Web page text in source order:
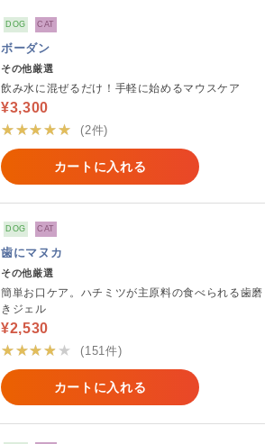
DOG CAT
ボーダン
その他厳選
飲み水に混ぜるだけ！手軽に始めるマウスケア
¥3,300
★★★★★
(2件)
カートに入れる
DOG CAT
歯にマヌカ
その他厳選
簡単お口ケア。ハチミツが主原料の食べられる歯磨
きジェル
¥2,530
★★★★★
(151件)
カートに入れる